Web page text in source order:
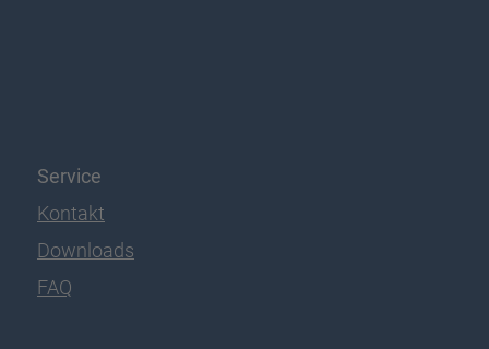
Service
Kontakt
Downloads
FAQ